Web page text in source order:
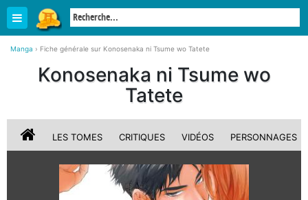
Manga › Fiche générale sur Konosenaka ni Tsume wo Tatete
Konosenaka ni Tsume wo
Tatete
LES TOMES CRITIQUES VIDÉOS PERSONNAGES